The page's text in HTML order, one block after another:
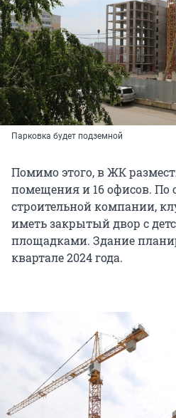
Парковка будет подземной
Помимо этого, в ЖК
помещения и 16 офисов. По
строительной компании,
иметь закрытый двор с
площадками. Здание
квартале 2024 года.